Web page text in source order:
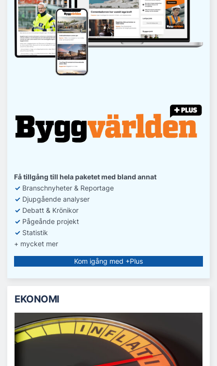
Få tillgång till hela paketet med bland annat
✓ Branschnyheter & Reportage
✓ Djupgående analyser
✓ Debatt & Krönikor
✓ Pågeånde projekt
✓ Statistik
+ mycket mer
Kom igång med +Plus
EKONOMI